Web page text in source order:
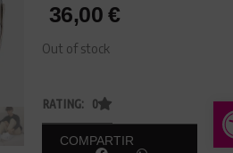
36,00€
Out of stock
RATING: 0
COMPARTIR